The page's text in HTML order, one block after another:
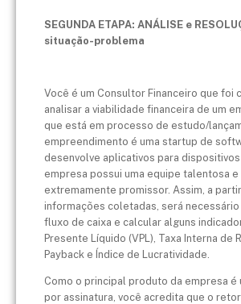
SEGUNDA ETAPA: ANÁLISE e
situação-problema
Você é um Consultor Financeiro que foi
analisar a viabilidade financeira de um
que está em processo de estudo/
empreendimento é uma startup de
desenvolve aplicativos para
empresa possui uma equipe talentosa
extremamente promissor. Assim, a
informações coletadas, será
fluxo de caixa e calcular alguns
Presente Líquido (VPL), Taxa Interna de
Payback e Índice de Lucratividade.
Como o principal produto da empresa é
por assinatura, você acredita que o